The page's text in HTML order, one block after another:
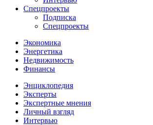
Спецпроекты
Подписка
Спецпроекты
Экономика
Энергетика
Недвижимость
Финансы
Энциклопедия
Эксперты
Экспертные мнения
Личный взгляд
Интервью